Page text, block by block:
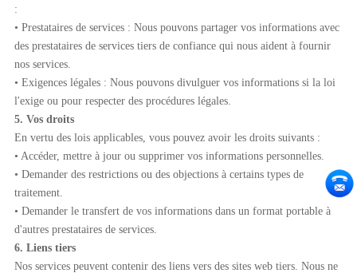
:
• Prestataires de services : Nous pouvons partager vos informations avec
des prestataires de services tiers de confiance qui nous aident à fournir
nos services.
• Exigences légales : Nous pouvons divulguer vos informations si la loi
l'exige ou pour respecter des procédures légales.
5. Vos droits
En vertu des lois applicables, vous pouvez avoir les droits suivants :
• Accéder, mettre à jour ou supprimer vos informations personnelles.
• Demander des restrictions ou des objections à certains types de
traitement.
• Demander le transfert de vos informations dans un format portable à
d'autres prestataires de services.
6. Liens tiers
Nos services peuvent contenir des liens vers des sites web tiers. Nous ne